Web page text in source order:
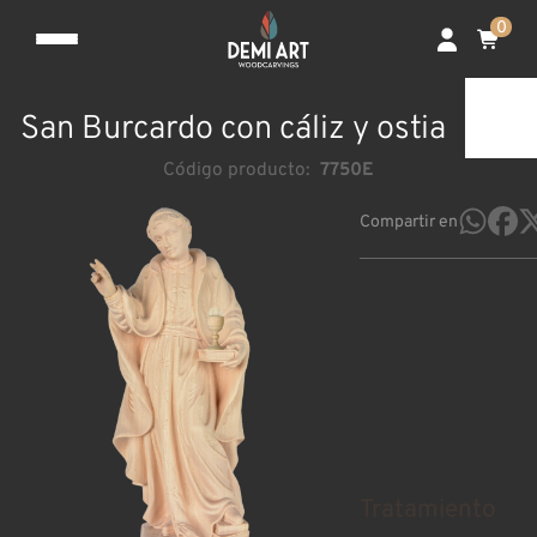
0
San Burcardo con cáliz y ostia
Código producto: 7750E
Compartir en